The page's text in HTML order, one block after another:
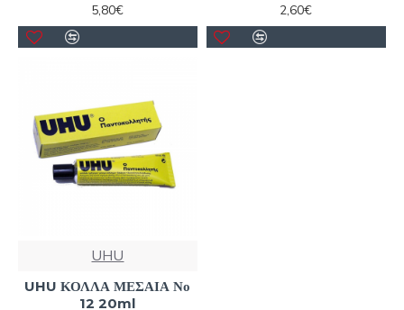
5,80€
2,60€
UHU
UHU ΚΟΛΛΑ ΜΕΣΑΙΑ Νο
12 20ml